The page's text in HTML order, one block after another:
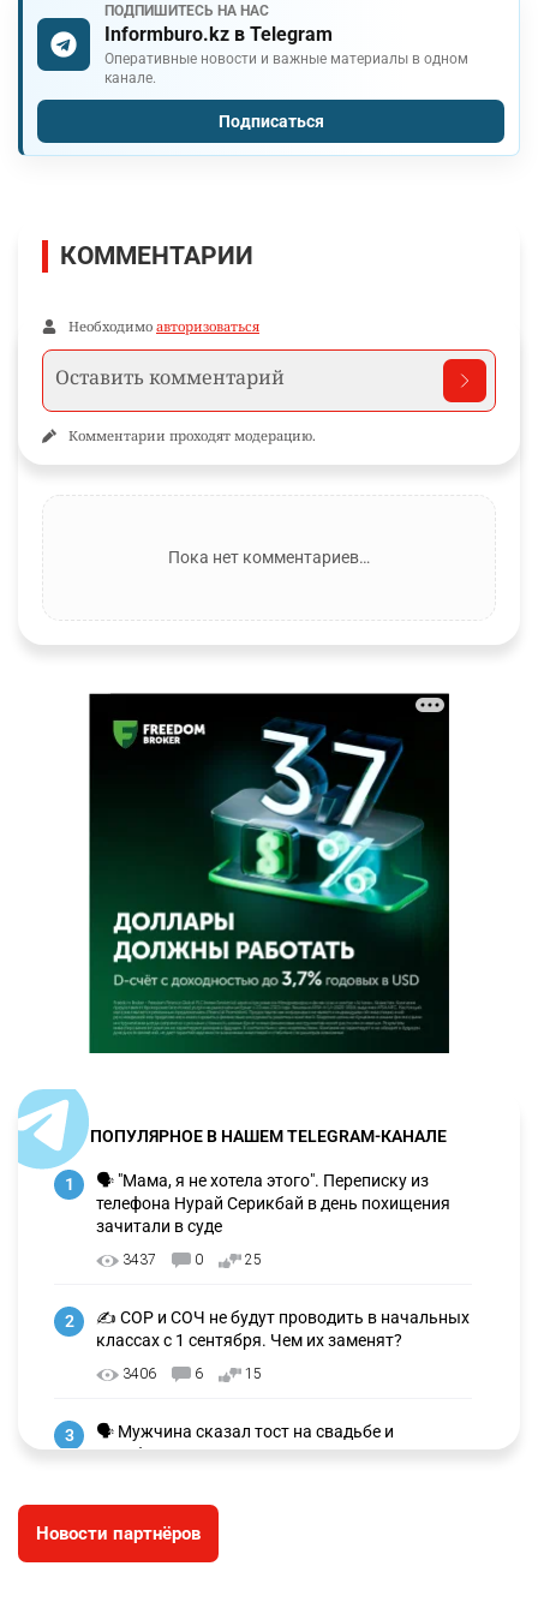
ПОДПИШИТЕСЬ НА НАС
Informburo.kz в Telegram
Оперативные новости и важные материалы в одном
канале.
Подписаться
КОММЕНТАРИИ
Необходимо авторизоваться
Комментарии проходят модерацию.
Пока нет комментариев…
ПОПУЛЯРНОЕ В НАШЕМ TELEGRAM-КАНАЛЕ
1
🗣 "Мама, я не хотела этого". Переписку из
телефона Нурай Серикбай в день похищения
зачитали в суде
3437 0 25
2
✍️ СОР и СОЧ не будут проводить в начальных
классах с 1 сентября. Чем их заменят?
3406 6 15
3
🗣 Мужчина сказал тост на свадьбе и
заработал уголовное дело
🐏 Скота больше, а мясо дороже. Почему в
Казахстане продолжают расти цены на
Новости партнёров